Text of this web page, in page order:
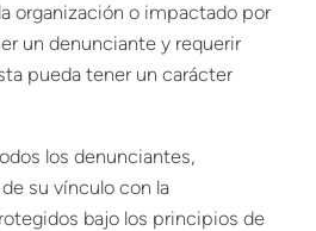
organización o impactado por
un denunciante y requerir
pueda tener un carácter
los denunciantes,
su vínculo con la
bajo los principios de